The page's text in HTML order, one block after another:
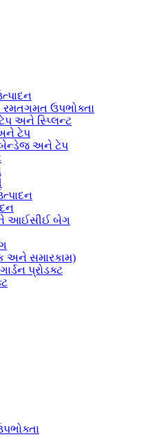
ઉપભોક્તા
અને સ્પ્લિન્ટ
ટેપ
બેન્ડેજ અને ટેપ
આઈસીઈ બેગ
અને સમારકામ)
પ્રોડક્ટ